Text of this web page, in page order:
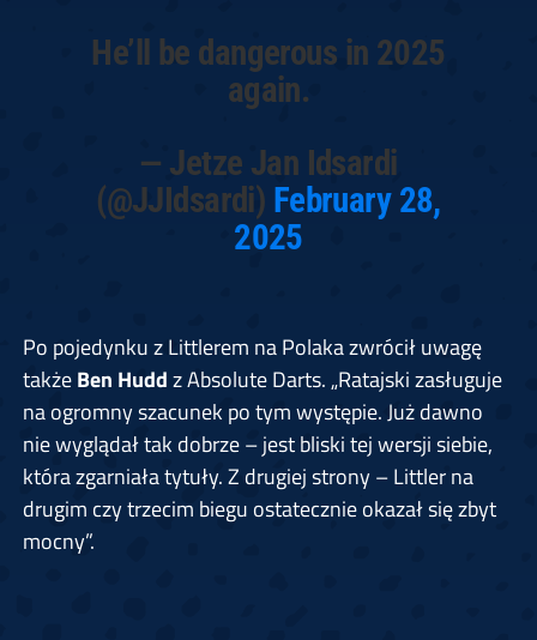
He’ll be dangerous in 2025
again.
— Jetze Jan Idsardi
(@JJIdsardi) February 28,
2025
Po pojedynku z Littlerem na Polaka zwrócił uwagę
takżeBen Huddz Absolute Darts. „Ratajski zasługuje
na ogromny szacunek po tym występie. Już dawno
nie wyglądał tak dobrze – jest bliski tej wersji siebie,
która zgarniała tytuły. Z drugiej strony – Littler na
drugim czy trzecim biegu ostatecznie okazał się zbyt
mocny”.